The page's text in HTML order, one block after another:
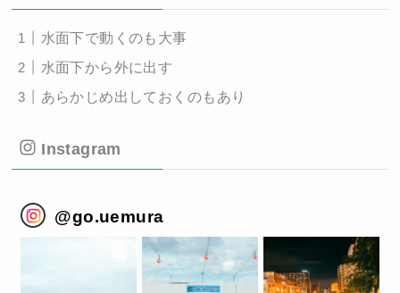
水面下で動くのも大事
水面下から外に出す
あらかじめ出しておくのもあり
Instagram
@go.uemura